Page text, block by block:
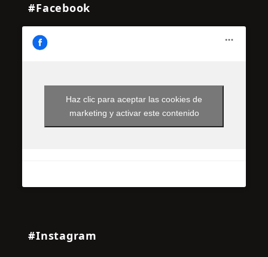
#Facebook
Haz clic para aceptar las cookies de
marketing y activar este contenido
#Instagram